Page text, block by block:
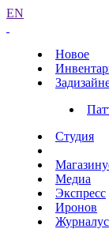
EN
Новое
Студия
Медиа
Экспресс
Иронов
Журналус